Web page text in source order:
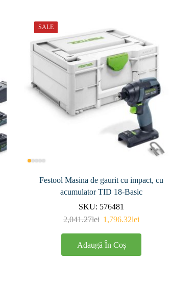
SALE
Festool Masina de gaurit cu impact, cu
acumulator TID 18-Basic
SKU: 576481
2,041.27lei 1,796.32lei
Adaugă În Coș